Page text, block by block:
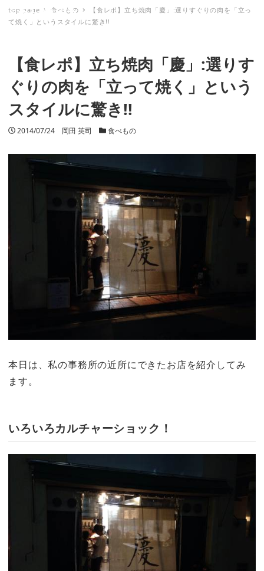
ミナトノキズナ
top page 食べもの
【食レポ】立ち焼肉「慶」:選りすぐりの肉を「立っ
て焼く」というスタイルに驚き!!
【食レポ】立ち焼肉「慶」:選りす
ぐりの肉を「立って焼く」という
スタイルに驚き!!
投稿日
2014/07/24 著者
岡田 英司 カテゴリー
食べもの
本日は、私の事務所の近所にできたお店を紹介してみ
ます。
いろいろカルチャーショック！